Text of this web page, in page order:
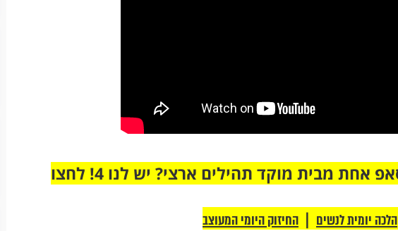
מחוברים רק לקבוצת ווטסאפ אחת מבית מוקד תהילים ארצי? יש לנו 4! לחצו
הלכה יומית לנשים | החיזוק היומי המעוצב